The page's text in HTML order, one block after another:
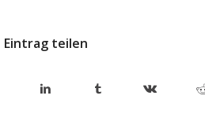
Eintrag teilen